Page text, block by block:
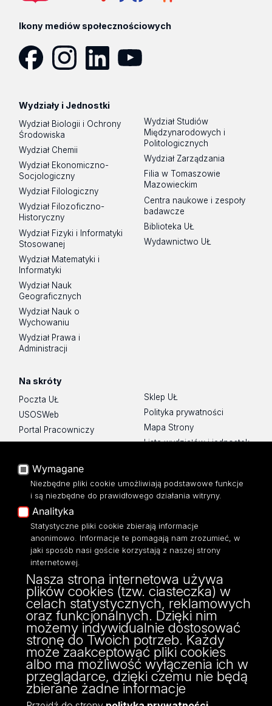
Ikony mediów społecznościowych
Wydziały i Jednostki
Wydział Biologii i Ochrony
Środowiska
Wydział Chemii
Wydział Ekonomiczno-
Socjologiczny
Wydział Filologiczny
Wydział Filozoficzno-
Historyczny
Wydział Fizyki i Informatyki
Stosowanej
Wydział Matematyki i
Informatyki
Wydział Nauk
Geograficznych
Wydział Nauk o
Wychowaniu
Wydział Prawa i
Administracji
Wydział Studiów
Międzynarodowych i
Politologicznych
Wydział Zarządzania
Filia w Tomaszowie
Mazowieckim
Centra naukowe i zespoły
badawcze
Biblioteka UŁ
Wydawnictwo UŁ
Na skróty
Poczta UŁ
USOSWeb
Portal Pracowniczy
Baza Aktów Własnych
Moodle
Eksperci UŁ
Polityka Prywatności
Dostępność
Sklep UŁ
Polityka prywatności
Mapa Strony
Lista wydziałów i jednostek
ul. Pomorska 171/173
90-236 Łódź
kontakt@filologia.uni.lodz.pl
tel: 42/665 51 06
fax: 42/665 52 54
Wymagane
Niezbędne pliki cookie umożliwiają podstawowe funkcje
i są niezbędne do prawidłowego działania witryny.
Analityka
Statystyczne pliki cookie zbierają informacje
anonimowo. Informacje te pomagają nam zrozumieć, w
jaki sposób nasi goście korzystają z naszej strony
internetowej.
Nasza strona internetowa używa
plików cookies (tzw. ciasteczka) w
celach statystycznych, reklamowych
oraz funkcjonalnych. Dzięki nim
możemy indywidualnie dostosować
stronę do Twoich potrzeb. Każdy
może zaakceptować pliki cookies
albo ma możliwość wyłączenia ich w
przeglądarce, dzięki czemu nie będą
zbierane żadne informacje